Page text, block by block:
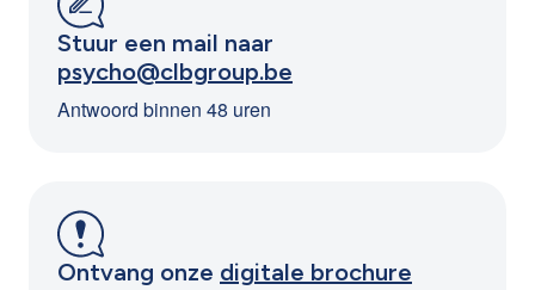
Stuur een mail naar
psycho@clbgroup.be
Antwoord binnen 48 uren
Ontvang onze digitale brochure